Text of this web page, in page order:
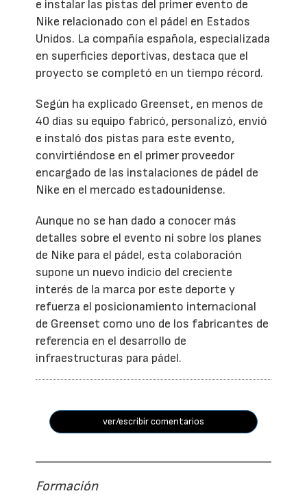
e instalar las pistas del primer evento de
Nike relacionado con el pádel en Estados
Unidos. La compañía española, especializada
en superficies deportivas, destaca que el
proyecto se completó en un tiempo récord.
Según ha explicado Greenset, en menos de
40 días su equipo fabricó, personalizó, envió
e instaló dos pistas para este evento,
convirtiéndose en el primer proveedor
encargado de las instalaciones de pádel de
Nike en el mercado estadounidense.
Aunque no se han dado a conocer más
detalles sobre el evento ni sobre los planes
de Nike para el pádel, esta colaboración
supone un nuevo indicio del creciente
interés de la marca por este deporte y
refuerza el posicionamiento internacional
de Greenset como uno de los fabricantes de
referencia en el desarrollo de
infraestructuras para pádel.
ver/escribir comentarios
Formación